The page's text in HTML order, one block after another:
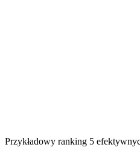
Przykładowy ranking 5